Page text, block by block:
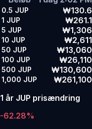
0.5 JUP ₩130.6
1 JUP ₩261.1
5 JUP ₩1,306
10 JUP ₩2,611
50 JUP ₩13,060
100 JUP ₩26,110
500 JUP ₩130,600
1,000 JUP ₩261,100
1 år JUP prisændring
-62.28%